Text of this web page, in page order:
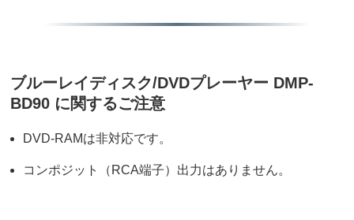
ブルーレイディスク/DVDプレーヤー DMP-
BD90 に関するご注意
DVD-RAMは非対応です。
コンポジット（RCA端子）出力はありません。